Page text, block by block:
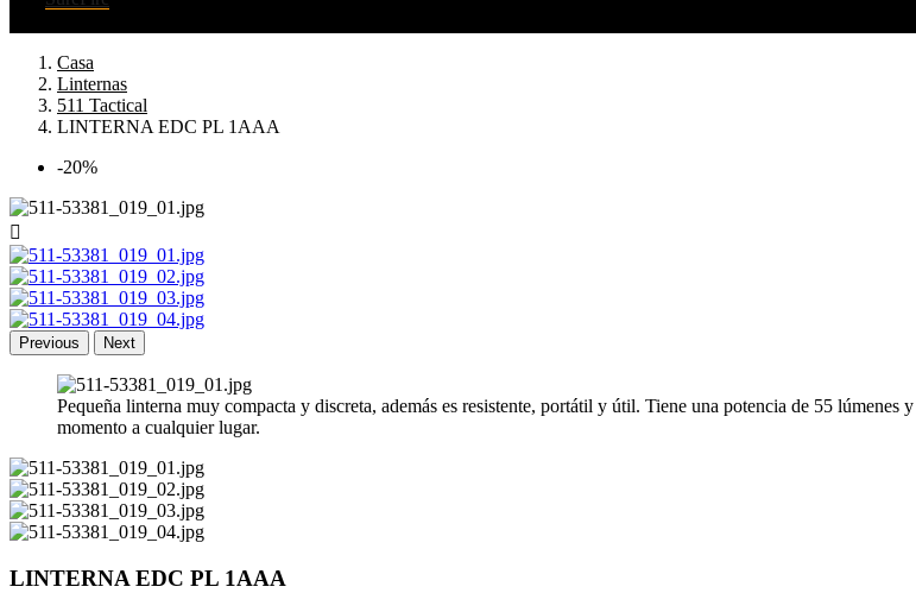
Casa
Linternas
511 Tactical
LINTERNA EDC PL 1AAA
-20%

Previous Next
Pequeña linterna muy compacta y discreta, además es resistente, portátil y útil. Tiene una potencia de 55
momento a cualquier lugar.
LINTERNA EDC PL 1AAA